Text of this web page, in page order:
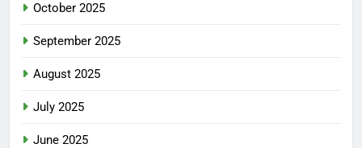
October 2025
September 2025
August 2025
July 2025
June 2025